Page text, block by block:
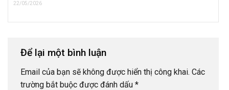
22/05/2026
Để lại một bình luận
Email của bạn sẽ không được hiển thị công khai. Các
trường bắt buộc được đánh dấu *